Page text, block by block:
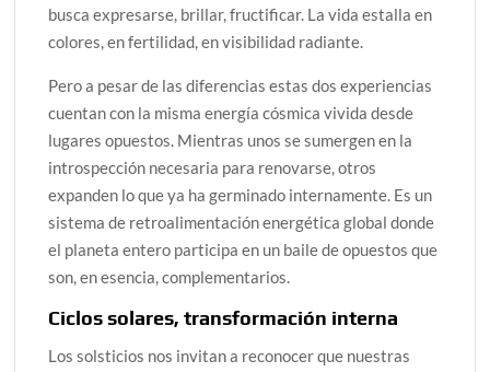
busca expresarse, brillar, fructificar. La vida estalla en
colores, en fertilidad, en visibilidad radiante.
Pero a pesar de las diferencias estas dos experiencias
cuentan con la misma energía cósmica vivida desde
lugares opuestos. Mientras unos se sumergen en la
introspección necesaria para renovarse, otros
expanden lo que ya ha germinado internamente. Es un
sistema de retroalimentación energética global donde
el planeta entero participa en un baile de opuestos que
son, en esencia, complementarios.
Ciclos solares, transformación interna
Los solsticios nos invitan a reconocer que nuestras